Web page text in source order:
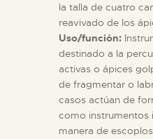
la talla de cuatro
reavivado de los
Uso/función:
destinado a la
activas o ápices
de fragmentar o
casos actúan de
como instrumentos
manera de